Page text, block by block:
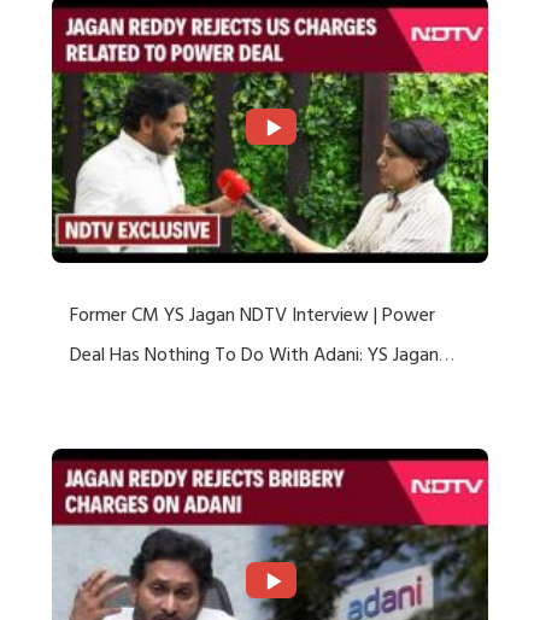
Former CM YS Jagan NDTV Interview | Power
Deal Has Nothing To Do With Adani: YS Jagan